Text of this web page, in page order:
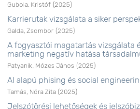
Gubola, Kristóf (2025)
Karrierutak vizsgálata a siker
Galda, Zsombor (2025)
A fogyasztói magatartás vizsgálata
marketing negatív hatása
Patyanik, Mózes János (2025)
AI alapú phising és social
Tamás, Nóra Zita (2025)
Jelszótörési lehetőségek és